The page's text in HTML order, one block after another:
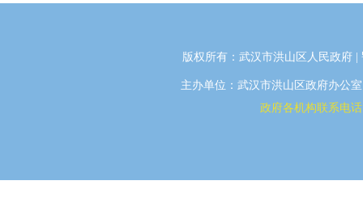
版权所有：武汉市洪山区人民政府 |
主办单位：武汉市洪山区政府办公
政府各机构联系电话